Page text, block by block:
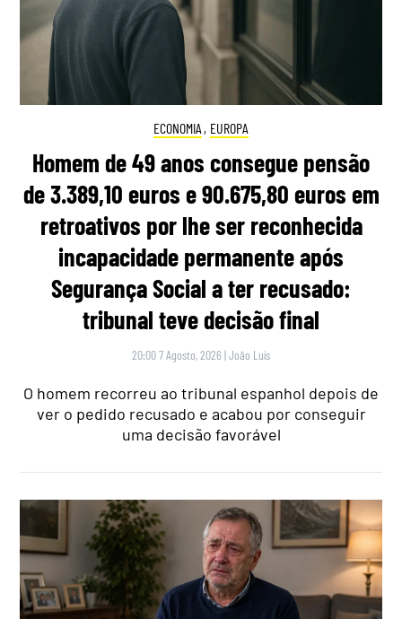
ECONOMIA , EUROPA
Homem de 49 anos consegue pensão
de 3.389,10 euros e 90.675,80 euros em
retroativos por lhe ser reconhecida
incapacidade permanente após
Segurança Social a ter recusado:
tribunal teve decisão final
20:00 7 Agosto, 2026 |João Luís
O homem recorreu ao tribunal espanhol depois de
ver o pedido recusado e acabou por conseguir
uma decisão favorável